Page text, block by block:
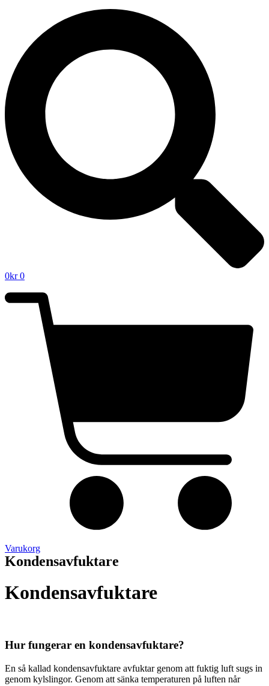
0kr 0
Varukorg
Kondensavfuktare
Kondensavfuktare
Hur fungerar en kondensavfuktare?
En så kallad kondensavfuktare avfuktar genom att fuktig luft sugs in
genom kylslingor. Genom att sänka temperaturen på luften når